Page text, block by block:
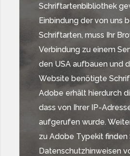
Schriftartenbibliothek
Einbindung der von uns
Schriftarten, muss Ihr
Verbindung zu einem
den USA aufbauen und
Website benötigte
Adobe erhält hierdurch
dass von Ihrer IP-
aufgerufen wurde.
zu Adobe Typekit finden
Datenschutzhinweisen